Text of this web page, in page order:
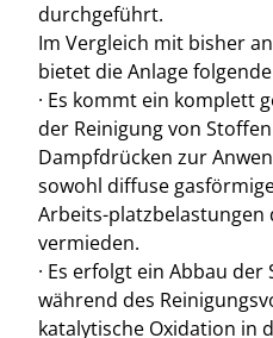
durchgeführt.
Im Vergleich mit bisher
bietet die Anlage
· Es kommt ein komplett
der Reinigung von
Dampfdrücken zur
sowohl diffuse
Arbeits-
vermieden.
· Es erfolgt ein Abbau
während des
katalytische Oxidation in